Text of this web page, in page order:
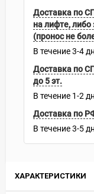
ХАРАКТЕРИСТИКИ
Доставка по
на лифте,
(пронос не
В течение3-4
Доставка по
до 5 эт.
В течение 1-2
Доставка по
В течение3-5